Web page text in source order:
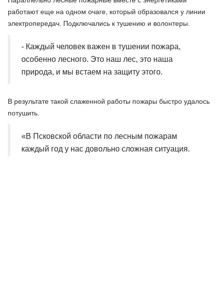
работают еще на одном очаге, который образовался у линии
электропередач. Подключались к тушению и волонтеры.
- Каждый человек важен в тушении пожара,
особенно лесного. Это наш лес, это наша
природа, и мы встаем на защиту этого.
В результате такой слаженной работы пожары быстро удалось
потушить.
«В Псковской области по лесным пожарам
каждый год у нас довольно сложная ситуация.